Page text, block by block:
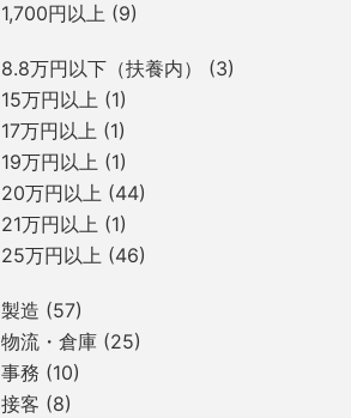
1,700円以上 (9)
8.8万円以下（扶養内）
(3)
15万円以上 (1)
17万円以上 (1)
19万円以上 (1)
20万円以上 (44)
21万円以上 (1)
25万円以上 (46)
製造 (57)
物流・倉庫 (25)
事務 (10)
接客 (8)